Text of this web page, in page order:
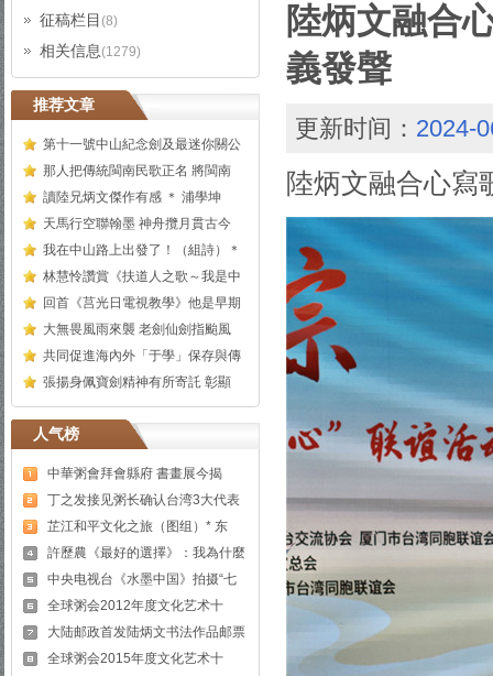
征稿栏目 (8)
相关信息(1279)
推荐文章
第十一號中山紀念劍及最迷你關公
那人把傳統閩南民歌正名 將閩南
讀陸兄炳文傑作有感 ＊ 浦學坤
天馬行空聯翰墨 神舟攬月貫古今
我在中山路上出發了！（組詩）＊
林慧怜讚賞《扶道人之歌～我是中
回首《莒光日電視教學》他是早期
大無畏風雨來襲 老劍仙劍指颱風
共同促進海內外「于學」保存與傳
張揚身佩寶劍精神有所寄託 彰顯
人气榜
中華粥會拜會縣府 書畫展今揭
丁之发接见粥长确认台湾3大代表
芷江和平文化之旅（图组）* 东
許歷農《最好的選擇》：我為什麼
中央电视台《水墨中国》拍摄“七
全球粥会2012年度文化艺术十
大陆邮政首发陆炳文书法作品邮票
全球粥会2015年度文化艺术十
陸炳文融合
義發聲
更新时间： 2024-
陸炳文融合心寫